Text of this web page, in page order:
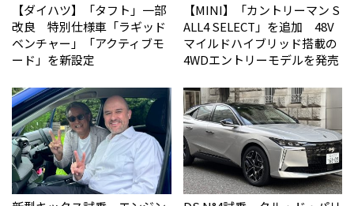
【ダイハツ】「タフト」一部
改良 特別仕様車「ラギッド
ベンチャー」「アクティブモ
ード」を新設定
【MINI】「カントリーマン S
ALL4 SELECT」を追加 48V
マイルドハイブリッド搭載の
4WDエントリーモデルを発売